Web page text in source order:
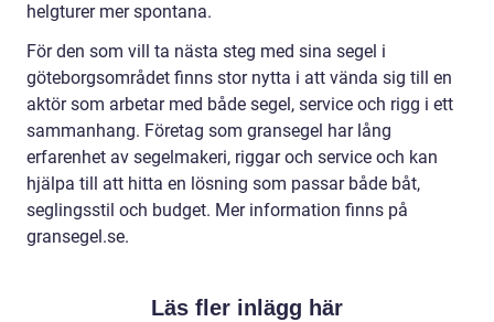
helgturer mer spontana.
För den som vill ta nästa steg med sina segel i
göteborgsområdet finns stor nytta i att vända sig till en
aktör som arbetar med både segel, service och rigg i ett
sammanhang. Företag som gransegel har lång
erfarenhet av segelmakeri, riggar och service och kan
hjälpa till att hitta en lösning som passar både båt,
seglingsstil och budget. Mer information finns på
gransegel.se.
Läs fler inlägg här